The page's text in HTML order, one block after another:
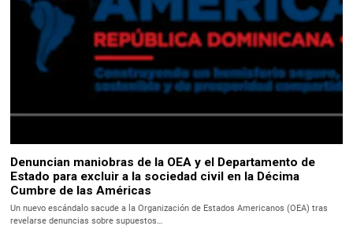
Denuncian maniobras de la OEA y el Departamento de
Estado para excluir a la sociedad civil en la Décima
Cumbre de las Américas
Un nuevo escándalo sacude a la Organización de Estados Americanos (OEA) tras
revelarse denuncias sobre supuestos…